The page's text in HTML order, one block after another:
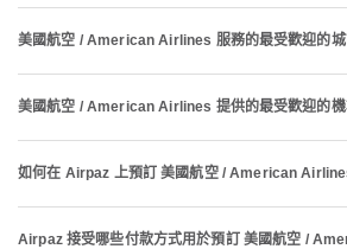
美國航空 / American Airlines 服務的最受歡迎的城
美國航空 / American Airlines 提供的最受歡迎的機
如何在 Airpaz 上預訂 美國航空 / American
Airpaz 接受哪些付款方式用於預訂 美國航空 /